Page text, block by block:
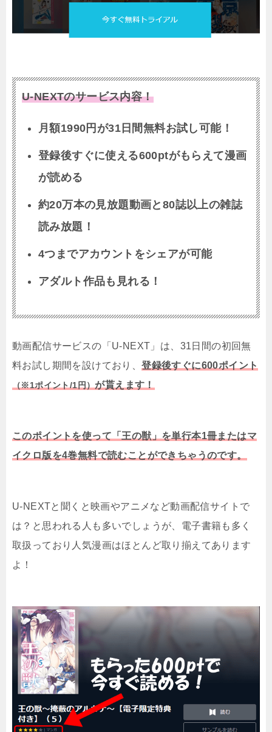
U-NEXTのサービス内容！
月額1990円が31日間無料お試し可能！
登録後すぐに使える600ptがもらえて漫画
が読める
約20万本の見放題動画と80誌以上の雑誌
読み放題！
4つまでアカウントをシェアが可能
アダルト作品も見れる！
動画配信サービスの「U-NEXT」は、31日間の初回無
料お試し期間を設けており、登録後すぐに600ポイント
（※1ポイント/1円） が貰えます！
このポイントを使って「王の獣」を単行本1冊またはマ
イクロ版を4巻無料で読むことができちゃうのです。
U-NEXTと聞くと映画やアニメなど動画配信サイトで
は？と思われる人も多いでしょうが、電子書籍も多く
取扱っており人気漫画はほとんど取り揃えてあります
よ！